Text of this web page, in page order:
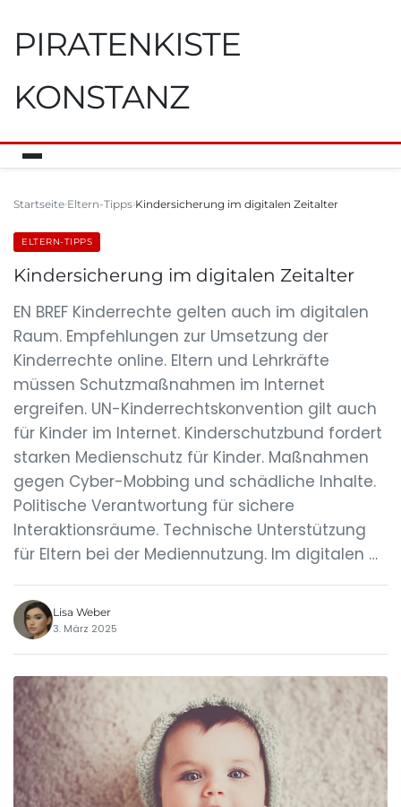
PIRATENKISTE
KONSTANZ
Startseite Eltern-Tipps Kindersicherung im digitalen Zeitalter
ELTERN-TIPPS
Kindersicherung im digitalen Zeitalter
EN BREF Kinderrechte gelten auch im digitalen
Raum. Empfehlungen zur Umsetzung der
Kinderrechte online. Eltern und Lehrkräfte
müssen Schutzmaßnahmen im Internet
ergreifen. UN-Kinderrechtskonvention gilt auch
für Kinder im Internet. Kinderschutzbund fordert
starken Medienschutz für Kinder. Maßnahmen
gegen Cyber-Mobbing und schädliche Inhalte.
Politische Verantwortung für sichere
Interaktionsräume. Technische Unterstützung
für Eltern bei der Mediennutzung. Im digitalen …
Lisa Weber
3. März 2025